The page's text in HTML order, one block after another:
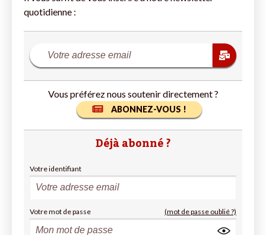
quotidienne :
Vous préférez nous soutenir directement ?
ABONNEZ-VOUS !
Déjà abonné ?
Votre identifiant
Votre mot de passe (mot de passe oublié ?)